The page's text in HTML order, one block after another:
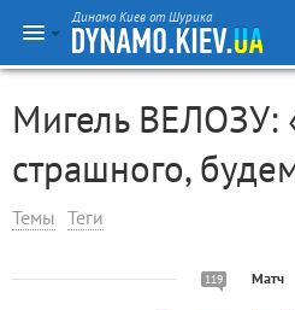
Динамо Киев от Шурика
Мигель ВЕЛОЗУ:
страшного,
Темы Теги
119 Матч